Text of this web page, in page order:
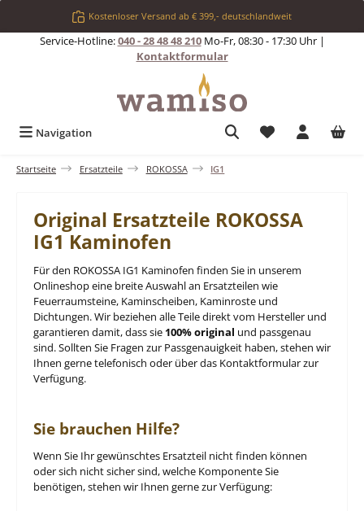
Zum Hauptinhalt springenKostenloser Versand ab € 399,- deutschlandweit
Service-Hotline:040 - 28 48 48 210Mo-Fr, 08:30 - 17:30 Uhr |
Kontaktformular
Navigation Du hast 0
Startseite Ersatzteile ROKOSSA IG1
Original Ersatzteile ROKOSSA
IG1 Kaminofen
Für den ROKOSSA IG1 Kaminofen finden Sie in unserem
Onlineshop eine breite Auswahl an Ersatzteilen wie
Feuerraumsteine, Kaminscheiben, Kaminroste und
Dichtungen. Wir beziehen alle Teile direkt vom Hersteller und
garantieren damit, dass sie 100% original und passgenau
sind. Sollten Sie Fragen zur Passgenauigkeit haben, stehen wir
Ihnen gerne telefonisch oder über das Kontaktformular zur
Verfügung.
Sie brauchen Hilfe?
Wenn Sie Ihr gewünschtes Ersatzteil nicht finden können
oder sich nicht sicher sind, welche Komponente Sie
benötigen, stehen wir Ihnen gerne zur Verfügung: